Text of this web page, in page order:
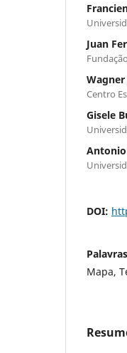
Juan
Wagner
Centro
Gisele
DOI:
Mapa,